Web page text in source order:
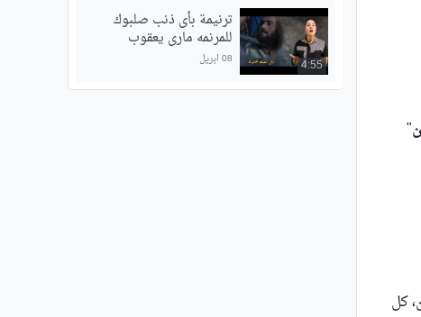
"
كل
4:55
ترنيمة بأى ذنب صلبوك
للمرنمه مارى يعقوب
08 ابريل